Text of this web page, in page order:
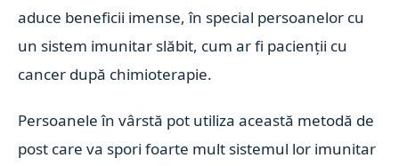
aduce beneficii imense, în special persoanelor cu
un sistem imunitar slăbit, cum ar fi pacienții cu
cancer după chimioterapie.
Persoanele în vârstă pot utiliza această metodă de
post care va spori foarte mult sistemul lor imunitar